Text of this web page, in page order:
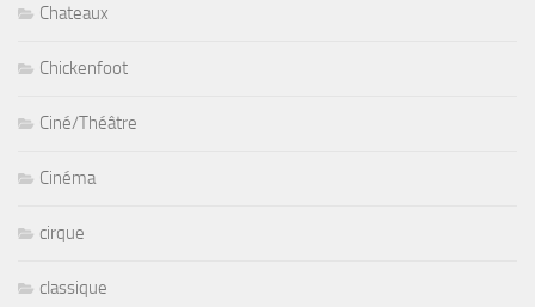
Chateaux
Chickenfoot
Ciné/Théâtre
Cinéma
cirque
classique